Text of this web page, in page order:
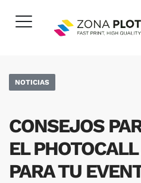
NOTICIAS
CONSEJOS
EL
PARA TU